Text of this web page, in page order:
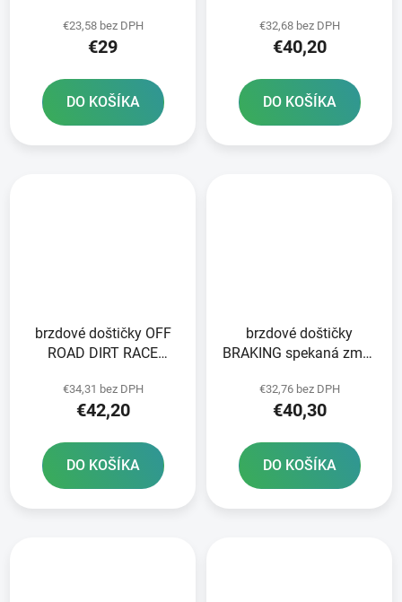
balení
€23,58 bez DPH
€29
DO KOŠÍKA
ks v balení
€32,68 bez DPH
€40,20
DO KOŠÍKA
brzdové doštičky OFF
ROAD DIRT RACE
ks v balení
€34,31 bez DPH
€42,20
DO KOŠÍKA
brzdové doštičky
BRAKING spekaná zmes
€32,76 bez DPH
€40,30
DO KOŠÍKA